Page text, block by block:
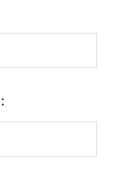
: